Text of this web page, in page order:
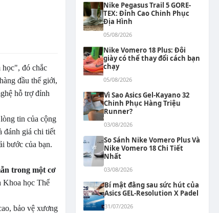
đó chắc
đầu thế giới,
hỗ trợ đỉnh
tin của cộng
đánh giá chi tiết
bước của bạn.
trong một cơ
Khoa học Thể
bảo vệ xương
Nike Pegasus Trail 5 GORE-
TEX: Đỉnh Cao Chinh Phục
Địa Hình
05/08/2026
Nike Vomero 18 Plus: Đôi
giày có thể thay đổi cách bạn
chạy
05/08/2026
Vì Sao Asics Gel-Kayano 32
Chinh Phục Hàng Triệu
Runner?
03/08/2026
So Sánh Nike Vomero Plus Và
Nike Vomero 18 Chi Tiết
Nhất
03/08/2026
Bí mật đằng sau sức hút của
Asics GEL-Resolution X Padel
31/07/2026